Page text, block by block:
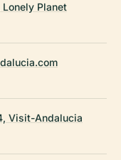
Planet
Visit-Andalucia